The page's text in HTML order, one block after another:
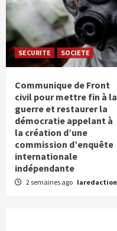
SECURITE SOCIETE
Communique de Front
civil pour mettre fin à la
guerre et restaurer la
démocratie appelant à
la création d’une
commission d’enquête
internationale
indépendante
2 semaines ago laredaction